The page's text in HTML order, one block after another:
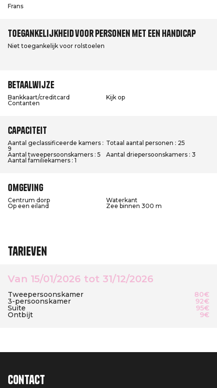
Frans
Toegankelijkheid voor personen met een handicap
Niet toegankelijk voor rolstoelen
Betaalwijze
Bankkaart/creditcard
Kijk op
Contanten
Capaciteit
Aantal geclassificeerde kamers :
9
Totaal aantal personen : 25
Aantal tweepersoonskamers : 5
Aantal driepersoonskamers : 3
Aantal familiekamers : 1
Omgeving
Centrum dorp
Waterkant
Op een eiland
Zee binnen 300 m
Tarieven
Van 15/01/2026 tot 31/12/2026
Tweepersoonskamer 80€
3-persoonskamer 92€
Suite 95€
Ontbijt 9€
Contact